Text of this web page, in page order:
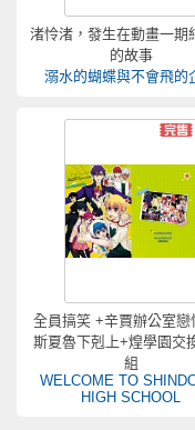
渚怜渚，發生在動畫一期
的故事
溺水的蝴蝶與不會飛的
全員搞笑 +辛賈辦公室戀
斯夏魯下剋上+煌學園交
組
WELCOME TO
HIGH SCHOOL